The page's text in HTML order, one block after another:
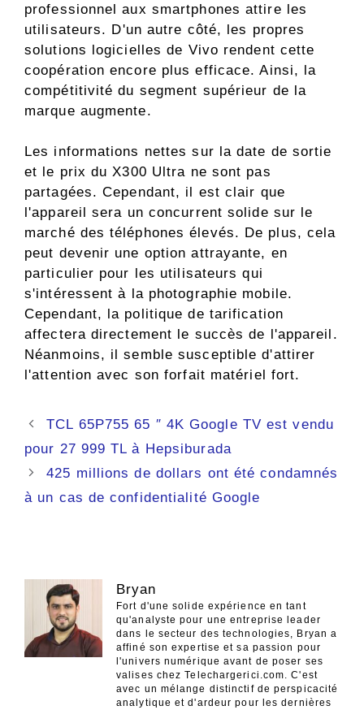
professionnel aux smartphones attire les
utilisateurs. D'un autre côté, les propres
solutions logicielles de Vivo rendent cette
coopération encore plus efficace. Ainsi, la
compétitivité du segment supérieur de la
marque augmente.
Les informations nettes sur la date de sortie
et le prix du X300 Ultra ne sont pas
partagées. Cependant, il est clair que
l'appareil sera un concurrent solide sur le
marché des téléphones élevés. De plus, cela
peut devenir une option attrayante, en
particulier pour les utilisateurs qui
s'intéressent à la photographie mobile.
Cependant, la politique de tarification
affectera directement le succès de l'appareil.
Néanmoins, il semble susceptible d'attirer
l'attention avec son forfait matériel fort.
Navigation
des
TCL 65P755 65 ″ 4K Google TV est vendu
pour 27 999 TL à Hepsiburada
425 millions de dollars ont été condamnés
à un cas de confidentialité Google
Bryan
Fort d'une solide expérience en tant
qu'analyste pour une entreprise leader
dans le secteur des technologies, Bryan a
affiné son expertise et sa passion pour
l'univers numérique avant de poser ses
valises chez Telechargerici.com. C'est
avec un mélange distinctif de perspicacité
analytique et d'ardeur pour les dernières